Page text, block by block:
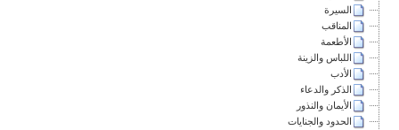
السيرة
المناقب
الأطعمة
اللباس والزينة
الأدب
الذكر والدعاء
الأيمان والنذور
الحدود والجنايات